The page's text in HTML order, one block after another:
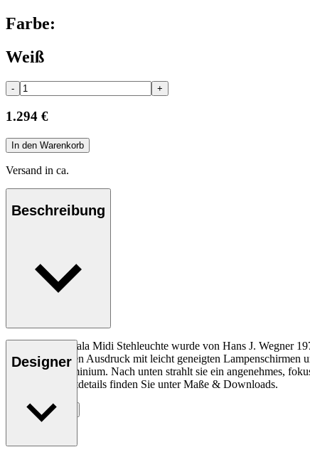
Farbe:
Weiß
- +
1.294 €
In den Warenkorb
Versand in ca.
Beschreibung
Die HJW03 Opala Midi Stehleuchte wurde von Hans J. Wegner
fast futuristischen Ausdruck mit leicht geneigten
lackiertem Aluminium. Nach unten strahlt sie ein angenehmes,
Weitere Produktdetails finden Sie unter Maße & Downloads.
Entdecke mehr
Designer